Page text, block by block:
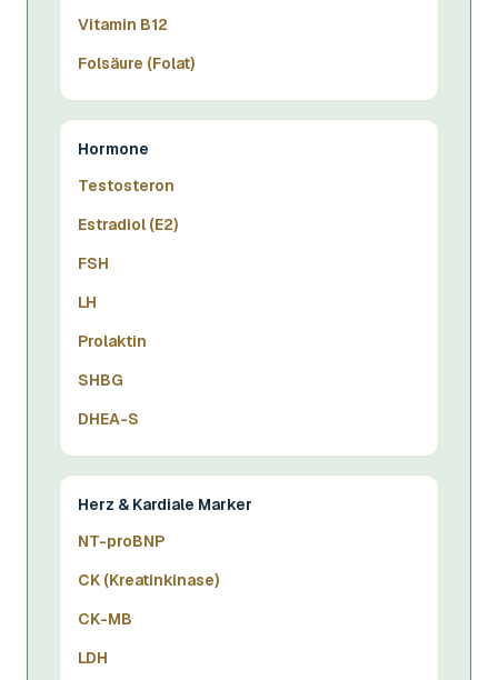
Vitamin B12
Folsäure (Folat)
Hormone
Testosteron
Estradiol (E2)
FSH
LH
Prolaktin
SHBG
DHEA-S
Herz & Kardiale Marker
NT-proBNP
CK (Kreatinkinase)
CK-MB
LDH